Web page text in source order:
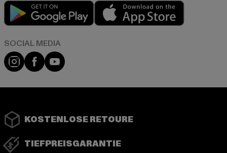
Play market
Instagram
FacebookYouTube
KOSTENLOSE RETOURE
TIEFPREISGARANTIE